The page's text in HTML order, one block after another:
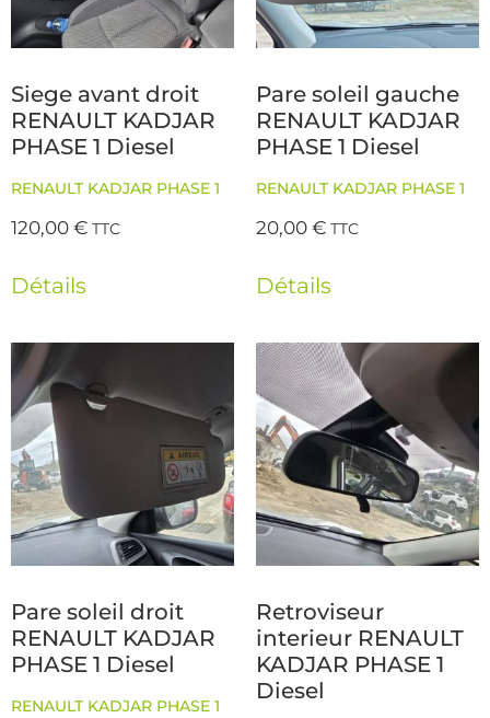
Siege avant droit
RENAULT KADJAR
PHASE 1 Diesel
RENAULT KADJAR PHASE 1
120,00€ TTC
Détails
Pare soleil gauche
RENAULT KADJAR
PHASE 1 Diesel
RENAULT KADJAR PHASE 1
20,00€ TTC
Détails
Pare soleil droit
RENAULT KADJAR
PHASE 1 Diesel
RENAULT KADJAR PHASE 1
Retroviseur
interieur RENAULT
KADJAR PHASE 1
Diesel